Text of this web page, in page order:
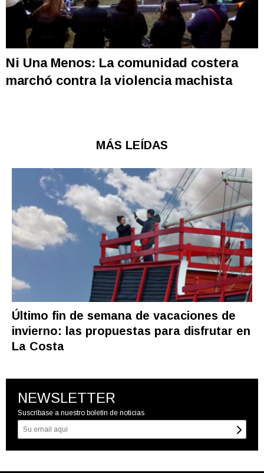
Ni Una Menos: La comunidad costera
marchó contra la violencia machista
MÁS LEÍDAS
Último fin de semana de vacaciones de
invierno: las propuestas para disfrutar en
La Costa
NEWSLETTER
Suscríbase a nuestro boletín de noticias